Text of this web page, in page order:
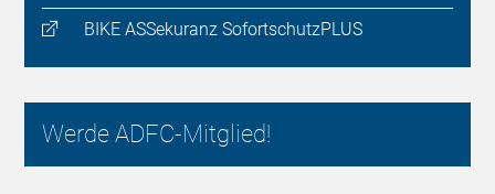
BIKE ASSekuranz SofortschutzPLUS
Werde ADFC-Mitglied!